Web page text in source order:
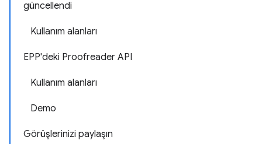
güncellendi
Kullanım alanları
EPP'deki Proofreader API
Kullanım alanları
Demo
Görüşlerinizi paylaşın